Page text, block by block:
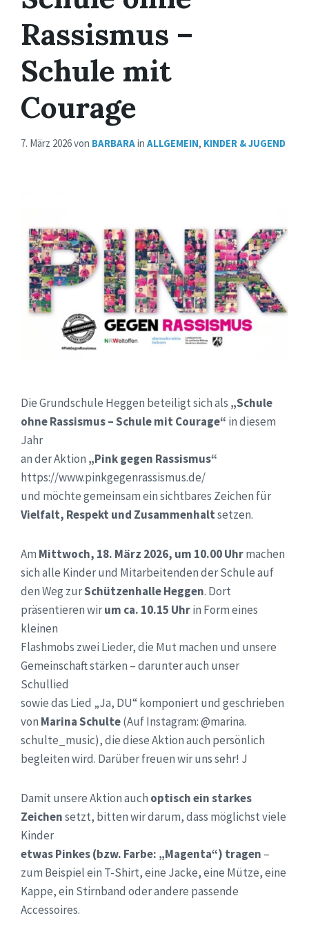
Rassismus –
Schule mit
Courage
7. März 2026von BARBARAin ALLGEMEIN, KINDER & JUGEND
Die Grundschule Heggen beteiligt sich als „Schule
ohne Rassismus – Schule mit Courage“ in diesem
Jahr
an der Aktion „Pink gegen Rassismus“
https://www.pinkgegenrassismus.de/
und möchte gemeinsam ein sichtbares Zeichen für
Vielfalt, Respekt und Zusammenhaltsetzen.
Am Mittwoch, 18. März 2026, um 10.00 Uhrmachen
sich alle Kinder und Mitarbeitenden der Schule auf
den Weg zurSchützenhalle Heggen. Dort
präsentieren wirum ca. 10.15 Uhrin Form eines
kleinen
Flashmobs zwei Lieder, die Mut machen und unsere
Gemeinschaft stärken – darunter auch unser
Schullied
sowie das Lied „Ja, DU“ komponiert und geschrieben
von Marina Schulte(Auf Instagram: @marina.
schulte_music), die diese Aktion auch persönlich
begleiten wird. Darüber freuen wir uns sehr! J
Damit unsere Aktion auch optisch ein starkes
Zeichensetzt, bitten wir darum, dass möglichst viele
Kinder
etwas Pinkes (bzw. Farbe: „Magenta“) tragen –
zum Beispiel ein T-Shirt, eine Jacke, eine Mütze, eine
Kappe, ein Stirnband oder andere passende
Accessoires.